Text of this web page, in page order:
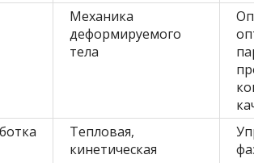
Механика
деформируемого
тела
Тепловая,
кинетическая